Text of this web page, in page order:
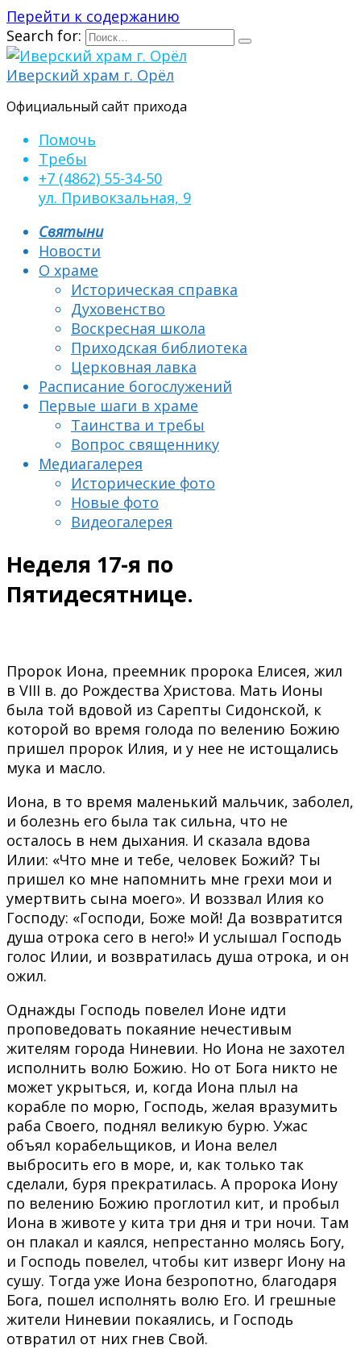
Перейти к содержанию
Search for:
Иверский храм г. Орёл
Официальный сайт прихода
Помочь
Требы
+7 (4862) 55-34-50
ул. Привокзальная, 9
Святыни
Новости
О храме
Историческая справка
Духовенство
Воскресная школа
Приходская библиотека
Церковная лавка
Расписание богослужений
Первые шаги в храме
Таинства и требы
Вопрос священнику
Медиагалерея
Исторические фото
Новые фото
Видеогалерея
Неделя 17-я по
Пятидесятнице.
Пророк Иона, преемник пророка Елисея, жил
в VIII в. до Рождества Христова. Мать Ионы
была той вдовой из Сарепты Сидонской, к
которой во время голода по велению Божию
пришел пророк Илия, и у нее не истощались
мука и масло.
Иона, в то время маленький мальчик, заболел,
и болезнь его была так сильна, что не
осталось в нем дыхания. И сказала вдова
Илии: «Что мне и тебе, человек Божий? Ты
пришел ко мне напомнить мне грехи мои и
умертвить сына моего». И воззвал Илия ко
Господу: «Господи, Боже мой! Да возвратится
душа отрока сего в него!» И услышал Господь
голос Илии, и возвратилась душа отрока, и он
ожил.
Однажды Господь повелел Ионе идти
проповедовать покаяние нечестивым
жителям города Ниневии. Но Иона не захотел
исполнить волю Божию. Но от Бога никто не
может укрыться, и, когда Иона плыл на
корабле по морю, Господь, желая вразумить
раба Своего, поднял великую бурю. Ужас
объял корабельщиков, и Иона велел
выбросить его в море, и, как только так
сделали, буря прекратилась. А пророка Иону
по велению Божию проглотил кит, и пробыл
Иона в животе у кита три дня и три ночи. Там
он плакал и каялся, непрестанно молясь Богу,
и Господь повелел, чтобы кит изверг Иону на
сушу. Тогда уже Иона безропотно, благодаря
Бога, пошел исполнять волю Его. И грешные
жители Ниневии покаялись, и Господь
отвратил от них гнев Свой.